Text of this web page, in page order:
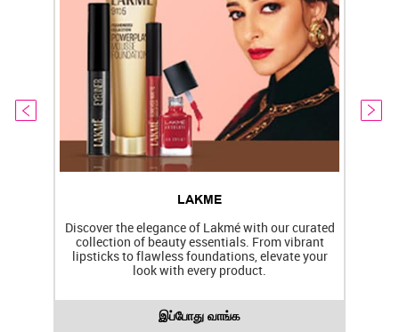
LAKME
Discover the elegance of Lakmé with our curated
collection of beauty essentials. From vibrant
lipsticks to flawless foundations, elevate your
look with every product.
இப்போது வாங்க